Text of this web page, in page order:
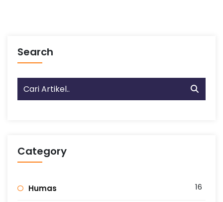
Search
Category
Humas 16